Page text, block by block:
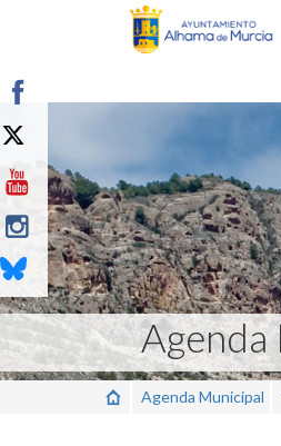
Agenda Municipal